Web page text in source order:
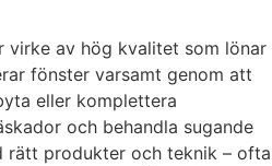
virke av hög kvalitet som lönar
fönster varsamt genom att
eller komplettera
och behandla sugande
rätt produkter och teknik – ofta